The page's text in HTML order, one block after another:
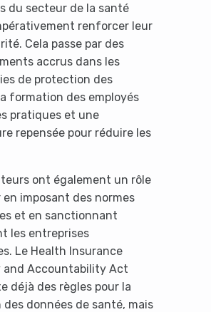
du secteur de la santé
renforcer leur
Cela passe par des
accrus dans les
de protection des
formation des employés
pratiques et une
repensée pour réduire les
ont également un rôle
en imposant des normes
et en sanctionnant
les entreprises
Le Health Insurance
and Accountability Act
déjà des règles pour la
données de santé, mais